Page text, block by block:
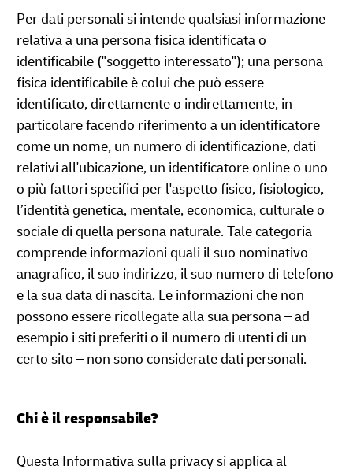
Per dati personali si intende qualsiasi informazione
relativa a una persona fisica identificata o
identificabile ("soggetto interessato"); una persona
fisica identificabile è colui che può essere
identificato, direttamente o indirettamente, in
particolare facendo riferimento a un identificatore
come un nome, un numero di identificazione, dati
relativi all'ubicazione, un identificatore online o uno
o più fattori specifici per l'aspetto fisico, fisiologico,
l’identità genetica, mentale, economica, culturale o
sociale di quella persona naturale. Tale categoria
comprende informazioni quali il suo nominativo
anagrafico, il suo indirizzo, il suo numero di telefono
e la sua data di nascita. Le informazioni che non
possono essere ricollegate alla sua persona – ad
esempio i siti preferiti o il numero di utenti di un
certo sito – non sono considerate dati personali.
Chi è il responsabile?
Questa Informativa sulla privacy si applica al